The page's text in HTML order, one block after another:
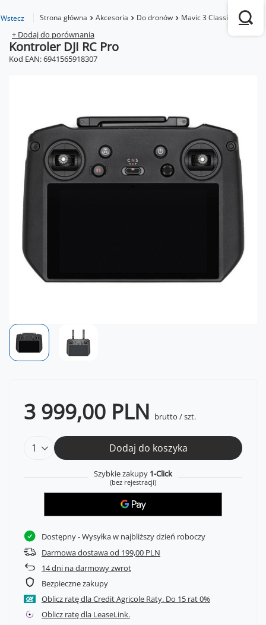
Wstecz Strona główna Akcesoria Do dronów Mavic 3 Classic
+ Dodaj do porównania
Kontroler DJI RC Pro
Kod EAN: 6941565918307
3 999,00 PLN brutto /szt.
Dodaj do koszyka
Szybkie zakupy 1-Click
(bez rejestracji)
Dostępny- Wysyłka w najbliższy dzień roboczy
Darmowa dostawa od 199,00 PLN
14dni na darmowy zwrot
Bezpieczne zakupy
Oblicz ratę dla Credit Agricole Raty.
Oblicz ratę dla LeaseLink.